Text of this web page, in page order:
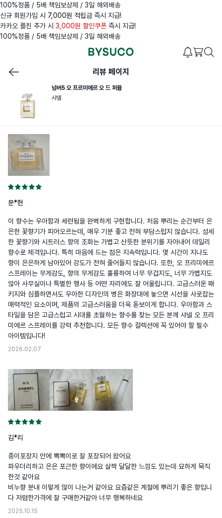
100%정품 / 5배 책임보상제 / 3일 해외배송
신규 회원가입 시 7,000원 적립금 즉시 지급!
카카오 플친 추가 시 3,000원 할인쿠폰 즉시 지급!
100%정품 / 5배 책임보상제 / 3일 해외배송
리뷰 페이지
넘버5 오 프르미에르 오 드 퍼퓸
샤넬
문*현
이 향수는 우아함과 세련됨을 완벽하게 구현합니다. 처음 뿌리는 순간부터 은
은한 꽃향기가 피어오르는데, 매우 기분 좋고 전혀 부담스럽지 않습니다. 섬세
한 꽃향기와 시트러스 향의 조화는 가볍고 산뜻한 분위기를 자아내어 데일리
향수로 제격입니다. 특히 마음에 드는 점은 지속력입니다. 몇 시간이 지나도
향이 은은하게 남아있어 강도가 전혀 줄어들지 않습니다. 또한, 오 프리미에르
스프레이는 무게감도, 향의 무게감도 훌륭하여 너무 무겁지도, 너무 가볍지도
않아 사무실이나 특별한 행사 등 어떤 자리에도 잘 어울립니다. 고급스러운 패
키지와 심플하면서도 우아한 디자인의 병은 화장대에 놓으면 시선을 사로잡는
매력적인 요소이며, 제품의 고급스러움을 더욱 돋보이게 합니다. 우아함과 스
타일을 담은 고급스럽고 시대를 초월하는 향수를 찾는 모든 분께 샤넬 오 프리
미에르 스프레이를 강력 추천합니다. 모든 향수 컬렉션에 꼭 있어야 할 필수
아이템입니다!
2026.02.07
김*리
종이포장지 안에 뽁뽁이로 잘 포장되어 왔어요
파우더리하고 은은 포근한 향이에요 살짝 달달한 느낌도 있는데 묘하게 묵직
한것 같아요
비누향 분내 이렇게 많이 나는거 같아요 요즘같은 계절에 뿌리기 좋은 향입니
다 저렴한가격에 잘 구매한거같아 너무 행복하네요
2025.10.15